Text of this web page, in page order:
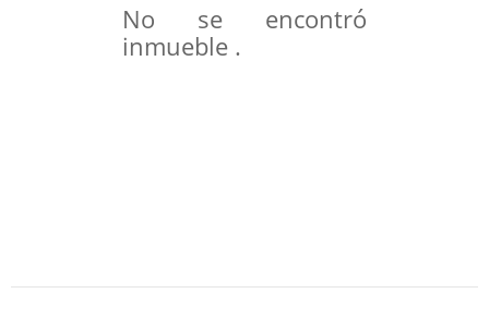
No se encontró
inmueble .